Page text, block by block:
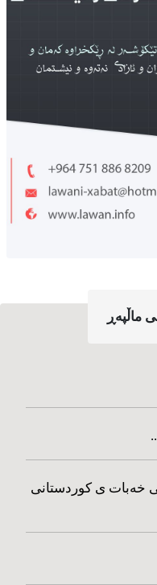
ماڵپه‌ڕ
خه‌بات ی کوردستانی